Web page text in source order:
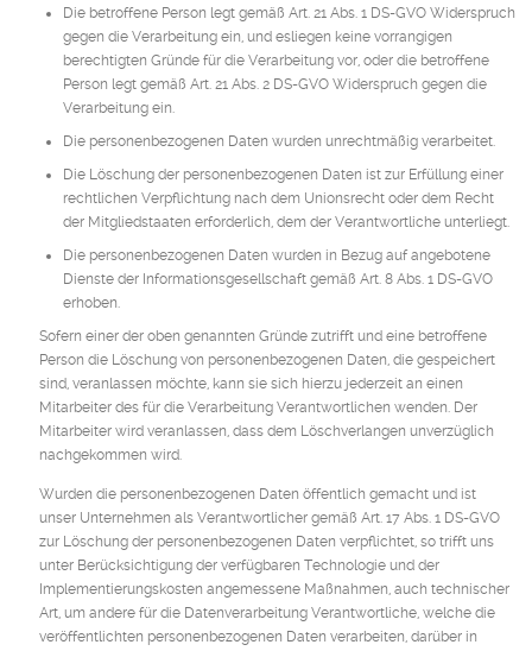
Die betroffene Person legt gemäß Art. 21 Abs. 1 DS-GVO Widerspruch
gegen die Verarbeitung ein, und esliegen keine vorrangigen
berechtigten Gründe für die Verarbeitung vor, oder die betroffene
Person legt gemäß Art. 21 Abs. 2 DS-GVO Widerspruch gegen die
Verarbeitung ein.
Die personenbezogenen Daten wurden unrechtmäßig verarbeitet.
Die Löschung der personenbezogenen Daten ist zur Erfüllung einer
rechtlichen Verpflichtung nach dem Unionsrecht oder dem Recht
der Mitgliedstaaten erforderlich, dem der Verantwortliche unterliegt.
Die personenbezogenen Daten wurden in Bezug auf angebotene
Dienste der Informationsgesellschaft gemäß Art. 8 Abs. 1 DS-GVO
erhoben.
Sofern einer der oben genannten Gründe zutrifft und eine betroffene
Person die Löschung von personenbezogenen Daten, die gespeichert
sind, veranlassen möchte, kann sie sich hierzu jederzeit an einen
Mitarbeiter des für die Verarbeitung Verantwortlichen wenden. Der
Mitarbeiter wird veranlassen, dass dem Löschverlangen unverzüglich
nachgekommen wird.
Wurden die personenbezogenen Daten öffentlich gemacht und ist
unser Unternehmen als Verantwortlicher gemäß Art. 17 Abs. 1 DS-GVO
zur Löschung der personenbezogenen Daten verpflichtet, so trifft uns
unter Berücksichtigung der verfügbaren Technologie und der
Implementierungskosten angemessene Maßnahmen, auch technischer
Art, um andere für die Datenverarbeitung Verantwortliche, welche die
veröffentlichten personenbezogenen Daten verarbeiten, darüber in